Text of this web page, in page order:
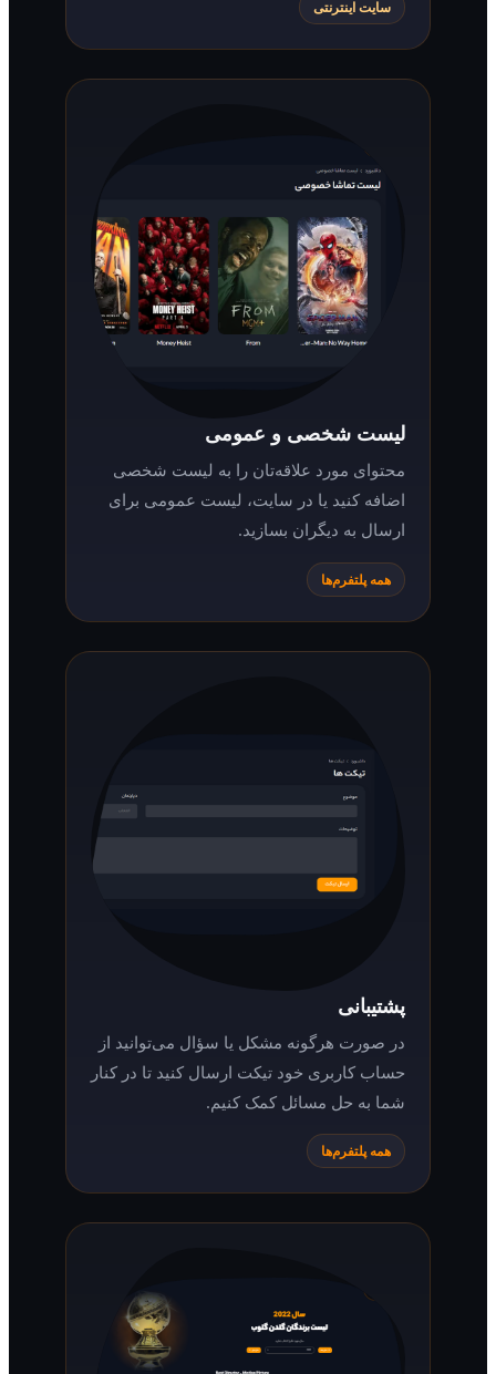
سایت اینترنتی
لیست شخصی و عمومی
محتوای مورد علاقه‌تان را به لیست شخصی
اضافه کنید یا در سایت، لیست عمومی برای
ارسال به دیگران بسازید.
همه پلتفرم‌ها
در صورت هرگونه مشکل یا سؤال می‌توانید از
حساب کاربری خود تیکت ارسال کنید تا در کنار
شما به حل مسائل کمک کنیم.
همه پلتفرم‌ها